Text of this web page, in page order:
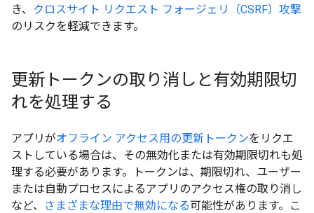
き、 クロスサイト リクエスト フォージェリ（CSRF）攻撃
のリスクを軽減できます。
更新トークンの取り消しと有効期限切
れを処理する
アプリがオフライン アクセス用の更新トークンをリクエ
ストしている場合は、その無効化または有効期限切れも処
理する必要があります。トークンは、期限切れ、ユーザー
または自動プロセスによるアプリのアクセス権の取り消し
など、
さまざまな理由で無効になる可能性があります。こ